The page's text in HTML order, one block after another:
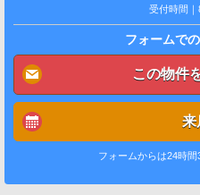
受付時間
フォームで
この物件
来
フォームからは24時間